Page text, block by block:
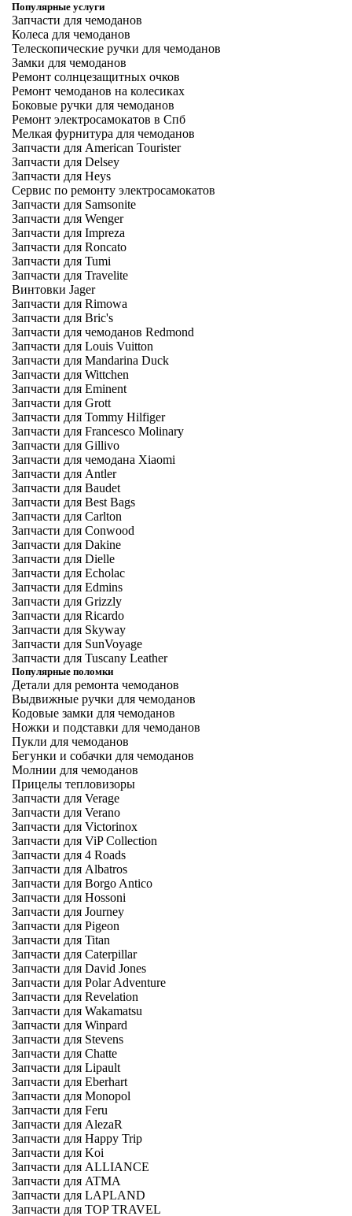
Популярные услуги
Запчасти для чемоданов
Колеса для чемоданов
Телескопические ручки для чемоданов
Замки для чемоданов
Ремонт солнцезащитных очков
Ремонт чемоданов на колесиках
Боковые ручки для чемоданов
Ремонт электросамокатов в Спб
Мелкая фурнитура для чемоданов
Запчасти для American Tourister
Запчасти для Delsey
Запчасти для Heys
Сервис по ремонту электросамокатов
Запчасти для Samsonite
Запчасти для Wenger
Запчасти для Impreza
Запчасти для Roncato
Запчасти для Tumi
Запчасти для Travelite
Винтовки Jager
Запчасти для Rimowa
Запчасти для Bric's
Запчасти для чемоданов Redmond
Запчасти для Louis Vuitton
Запчасти для Mandarina Duck
Запчасти для Wittchen
Запчасти для Eminent
Запчасти для Grott
Запчасти для Tommy Hilfiger
Запчасти для Francesco Molinary
Запчасти для Gillivo
Запчасти для чемодана Xiaomi
Запчасти для Antler
Запчасти для Baudet
Запчасти для Best Bags
Запчасти для Carlton
Запчасти для Conwood
Запчасти для Dakine
Запчасти для Dielle
Запчасти для Echolac
Запчасти для Edmins
Запчасти для Grizzly
Запчасти для Ricardo
Запчасти для Skyway
Запчасти для SunVoyage
Запчасти для Tuscany Leather
Популярные поломки
Детали для ремонта чемоданов
Выдвижные ручки для чемоданов
Кодовые замки для чемоданов
Ножки и подставки для чемоданов
Пукли для чемоданов
Бегунки и собачки для чемоданов
Молнии для чемоданов
Прицелы тепловизоры
Запчасти для Verage
Запчасти для Verano
Запчасти для Victorinox
Запчасти для ViP Collection
Запчасти для 4 Roads
Запчасти для Albatros
Запчасти для Borgo Antico
Запчасти для Hossoni
Запчасти для Journey
Запчасти для Pigeon
Запчасти для Titan
Запчасти для Caterpillar
Запчасти для David Jones
Запчасти для Polar Adventure
Запчасти для Revelation
Запчасти для Wakamatsu
Запчасти для Winpard
Запчасти для Stevens
Запчасти для Chatte
Запчасти для Lipault
Запчасти для Eberhart
Запчасти для Monopol
Запчасти для Feru
Запчасти для AlezaR
Запчасти для Happy Trip
Запчасти для Koi
Запчасти для ALLIANCE
Запчасти для ATMA
Запчасти для LAPLAND
Запчасти для TOP TRAVEL